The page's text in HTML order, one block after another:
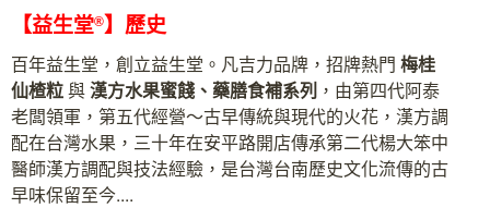
【益生堂®】歷史
百年益生堂，創立益生堂。凡吉力品牌，招牌熱門 梅桂
仙楂粒與漢方水果蜜餞、藥膳食補系列 ，由第四代阿泰
老闆領軍，第五代經營～古早傳統與現代的火花，漢方調
配在台灣水果，三十年在安平路開店傳承第二代楊大笨中
醫師漢方調配與技法經驗，是台灣台南歷史文化流傳的古
早味保留至今....